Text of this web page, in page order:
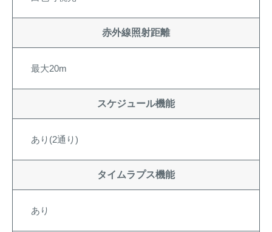
赤外線照射距離
最大20m
スケジュール機能
あり(2通り)
タイムラプス機能
あり